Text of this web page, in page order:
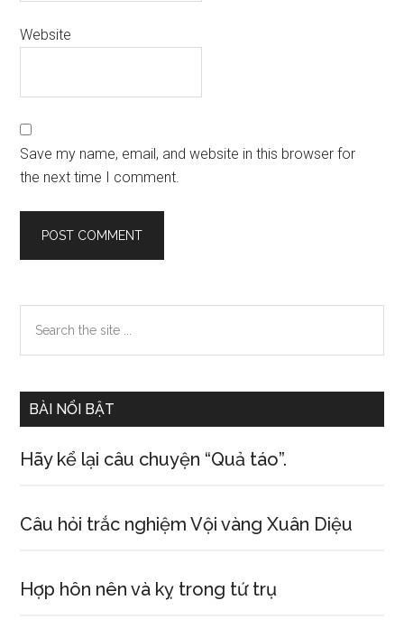
Website
Save my name, email, and website in this browser for
the next time I comment.
Primary
Sidebar
the
BÀI NỔI BẬT
Hãy kể lại câu chuyện “Quả táo”.
Câu hỏi trắc nghiệm Vội vàng Xuân Diệu
Hợp hôn nên và kỵ trong tứ trụ